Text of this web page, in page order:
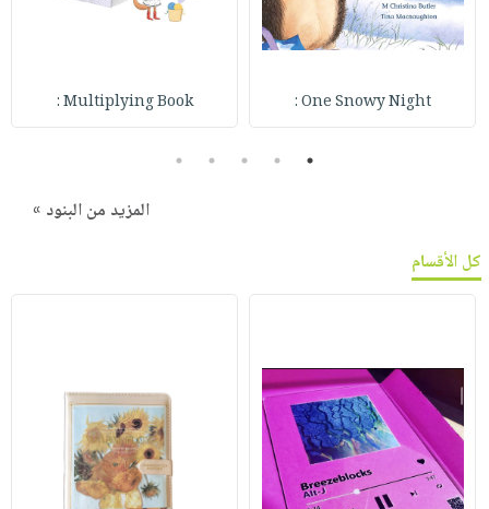
One Snowy Night :
Multiplying Book :
1
2
3
4
5
المزيد من البنود »
كل الأقسام